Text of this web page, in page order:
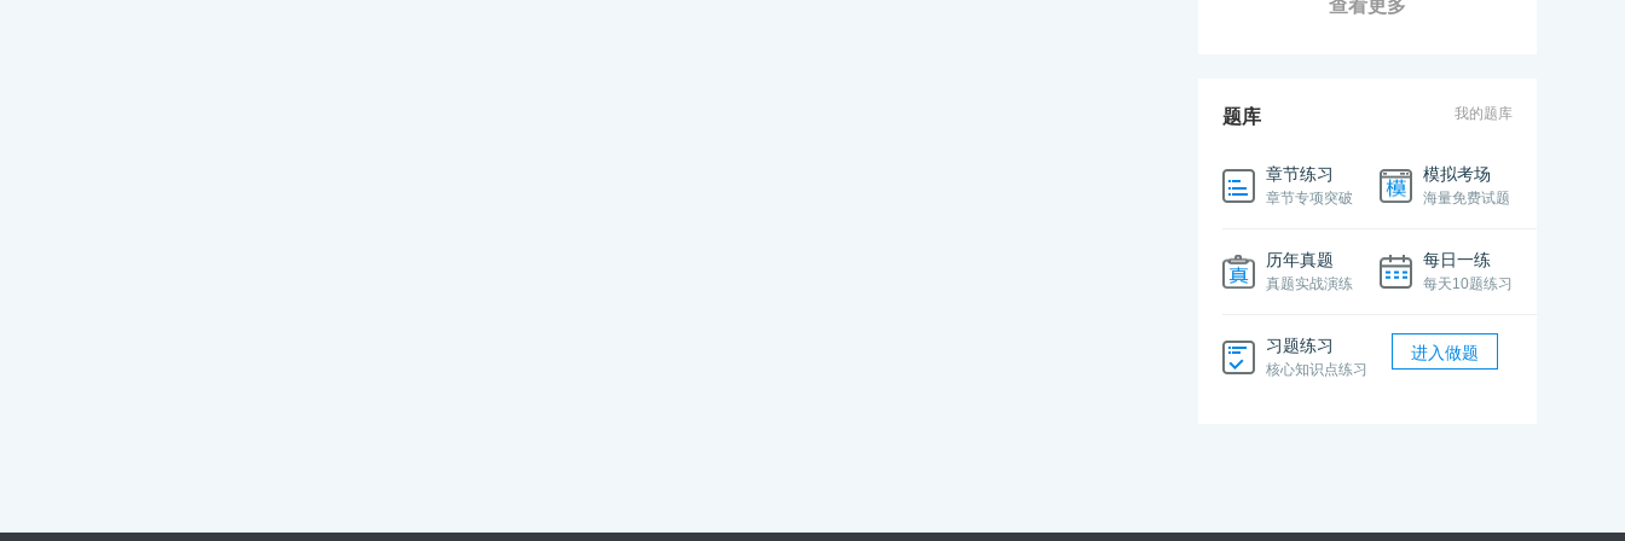
查看更多
题库 我的题库
章节练习
章节专项突破
模拟考场
海量免费试题
历年真题
真题实战演练
每日一练
每天10题练习
习题练习
核心知识点练习
进入做题